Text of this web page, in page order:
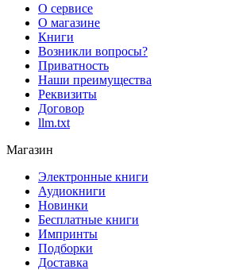
О сервисе
О магазине
Книги
Возникли вопросы?
Приватность
Наши преимущества
Реквизиты
Договор
llm.txt
Магазин
Электронные книги
Аудиокниги
Новинки
Бесплатные книги
Импринты
Подборки
Доставка